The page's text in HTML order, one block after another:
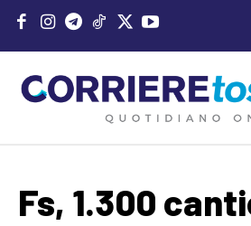
Fs, 1.300